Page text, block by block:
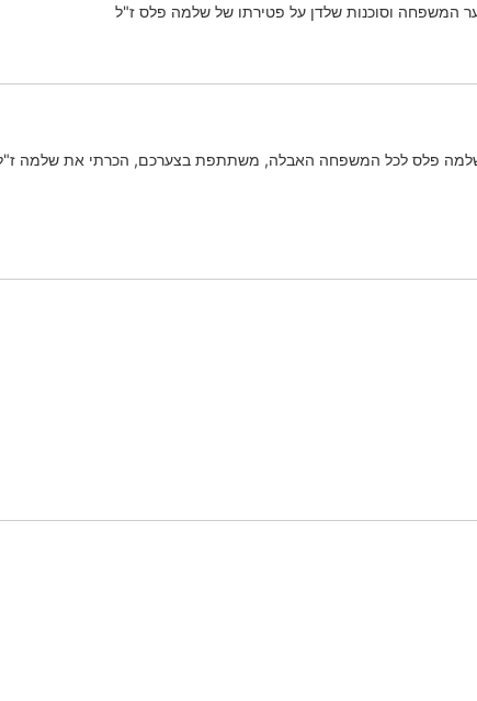
המשפחה וסוכנות שלדן על פטירתו של שלמה פלס ז"ל
פלס לכל המשפחה האבלה, משתתפת בצערכם, הכרתי את שלמה ז"ל,